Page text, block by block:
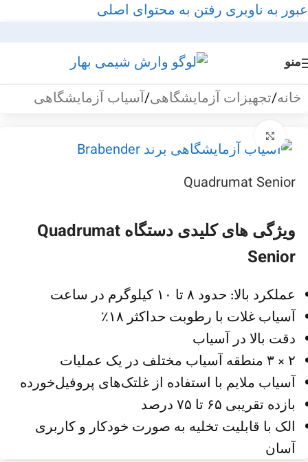
عبور به ناوبری رفتن به محتوای اصلی
منو
خانه/تجهیزات آزمایشگاهی/آسیاب آزمایشگاهی
Quadrumat Senior
ویژگی های کلیدی دستگاه Quadrumat
Senior
عملکرد بالا: حدود ۸ تا ۱۰ کیلوگرم در ساعت
آسیاب غلات با رطوبت حداکثر ۱۸٪
دقت بالا در آسیاب
۲ × ۳ منطقه آسیاب مختلف در یک عملیات
آسیاب ملایم با استفاده از غلتک‌های پروفیل‌خورده
بازده تقریبی ۶۵ تا ۷۵ درصد
الک با قابلیت تخلیه به صورت خودکار و کاربری
آسان